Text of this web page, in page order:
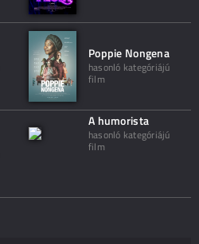
Poppie Nongena
hasonló kategóriájú
film
A humorista
hasonló kategóriájú
film